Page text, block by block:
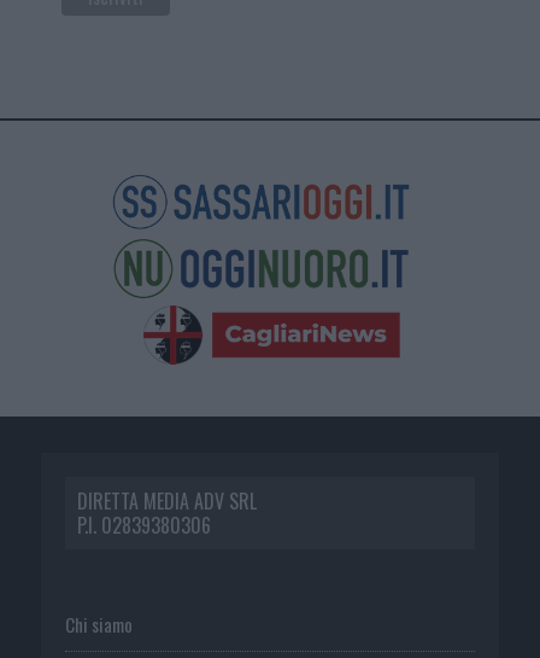
DIRETTA MEDIA ADV SRL
P.I. 02839380306
Chi siamo